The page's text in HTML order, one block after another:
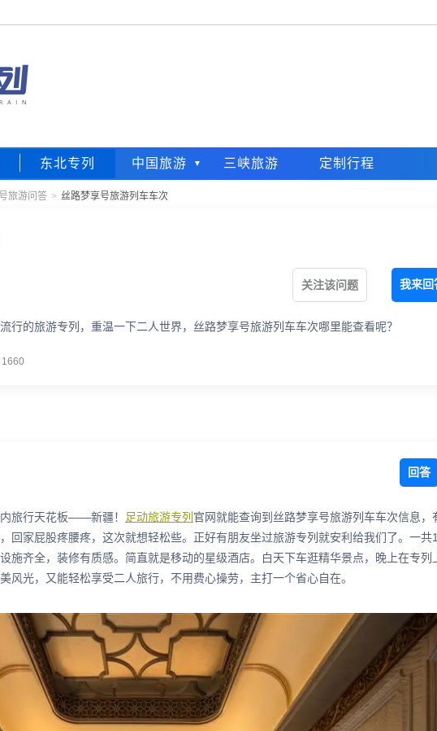
东北专列 中国旅游 三峡旅游 定制行程
旅游问答 > 丝路梦享号旅游列车车次
关注该问题 我来回
行的旅游专列，重温一下二人世界，丝路梦享号旅游列车车次哪里能查看呢？
1660
回答
旅行天花板——新疆！ 足动旅游专列 官网就能查询到丝路梦享号旅游列车车次信息，
回家屁股疼腰疼，这次就想轻松些。正好有朋友坐过旅游专列就安利给我们了。一共
施齐全，装修有质感。简直就是移动的星级酒店。白天下车逛精华景点，晚上在专列
风光，又能轻松享受二人旅行，不用费心操劳，主打一个省心自在。